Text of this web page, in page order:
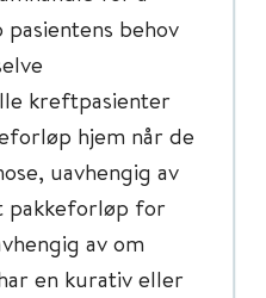
behov
kreftpasienter
hjem når de
uavhengig av
pakkeforløp for
av om
en kurativ eller